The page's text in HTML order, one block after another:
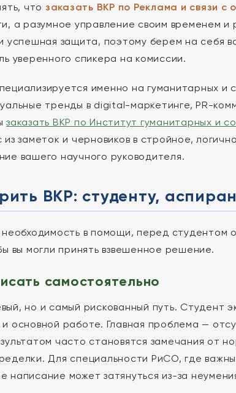
что заказать ВКР по Реклама и связи с
а разумное управление своим временем
успешная защита, поэтому берем на себя
уверенного спикера на комиссии.
именно на гуманитарных и
тренды в digital-маркетинге, PR-
заказать ВКР по Институт гуманитарных и
из заметок и черновиков в стройное,
вашего научного руководителя.
ВКР: студенту,
необходимость в помощи, перед студентом
вы могли принять взвешенное решение.
самостоятельно
но и самый рискованный путь. Студент
основной работе. Главная проблема —
часто становятся замечания от
Для специальности РиСО, где
написание может затянуться из-за